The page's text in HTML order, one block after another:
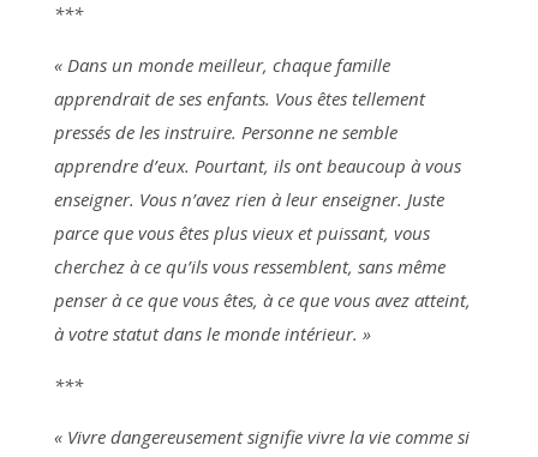
***
« Dans un monde meilleur, chaque famille
apprendrait de ses enfants. Vous êtes tellement
pressés de les instruire. Personne ne semble
apprendre d’eux. Pourtant, ils ont beaucoup à vous
enseigner. Vous n’avez rien à leur enseigner. Juste
parce que vous êtes plus vieux et puissant, vous
cherchez à ce qu’ils vous ressemblent, sans même
penser à ce que vous êtes, à ce que vous avez atteint,
à votre statut dans le monde intérieur. »
***
« Vivre dangereusement signifie vivre la vie comme si